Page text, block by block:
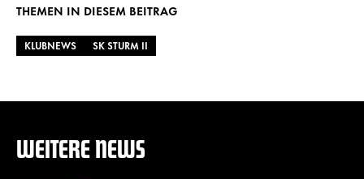
THEMEN IN DIESEM BEITRAG
KLUBNEWS SK STURM II
WEITERE NEWS